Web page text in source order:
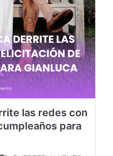
las redes con
para